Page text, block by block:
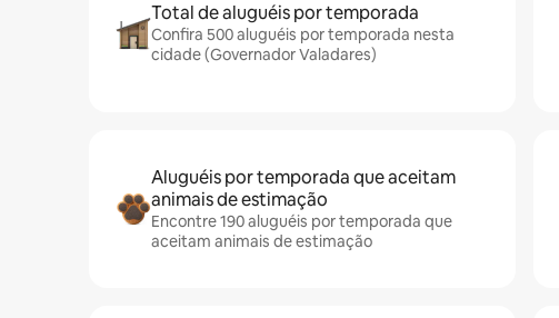
Total de aluguéis por temporada
Confira 500 aluguéis por temporada nesta
cidade (Governador Valadares)
Aluguéis por temporada que aceitam
animais de estimação
Encontre 190 aluguéis por temporada que
aceitam animais de estimação